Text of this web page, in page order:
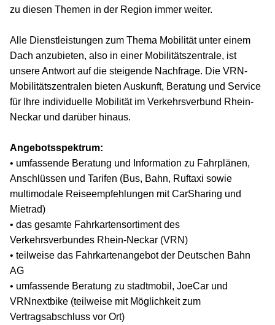
zu diesen Themen in der Region immer weiter.
Alle Dienstleistungen zum Thema Mobilität unter einem
Dach anzubieten, also in einer Mobilitätszentrale, ist
unsere Antwort auf die steigende Nachfrage. Die VRN-
Mobilitätszentralen bieten Auskunft, Beratung und Service
für Ihre individuelle Mobilität im Verkehrsverbund Rhein-
Neckar und darüber hinaus.
Angebotsspektrum:
• umfassende Beratung und Information zu Fahrplänen,
Anschlüssen und Tarifen (Bus, Bahn, Ruftaxi sowie
multimodale Reiseempfehlungen mit CarSharing und
Mietrad)
• das gesamte Fahrkartensortiment des
Verkehrsverbundes Rhein-Neckar (VRN)
• teilweise das Fahrkartenangebot der Deutschen Bahn
AG
• umfassende Beratung zu stadtmobil, JoeCar und
VRNnextbike (teilweise mit Möglichkeit zum
Vertragsabschluss vor Ort)